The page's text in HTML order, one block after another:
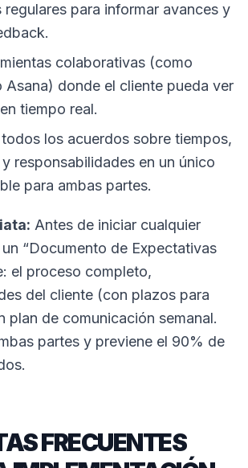
para informar avances y
colaborativas (como
Asana) donde el cliente pueda ver
tiempo real.
los acuerdos sobre tiempos,
responsabilidades en un único
para ambas partes.
Antes de iniciar cualquier
“Documento de Expectativas
el proceso completo,
del cliente (con plazos para
plan de comunicación semanal.
partes y previene el 90% de
FRECUENTES